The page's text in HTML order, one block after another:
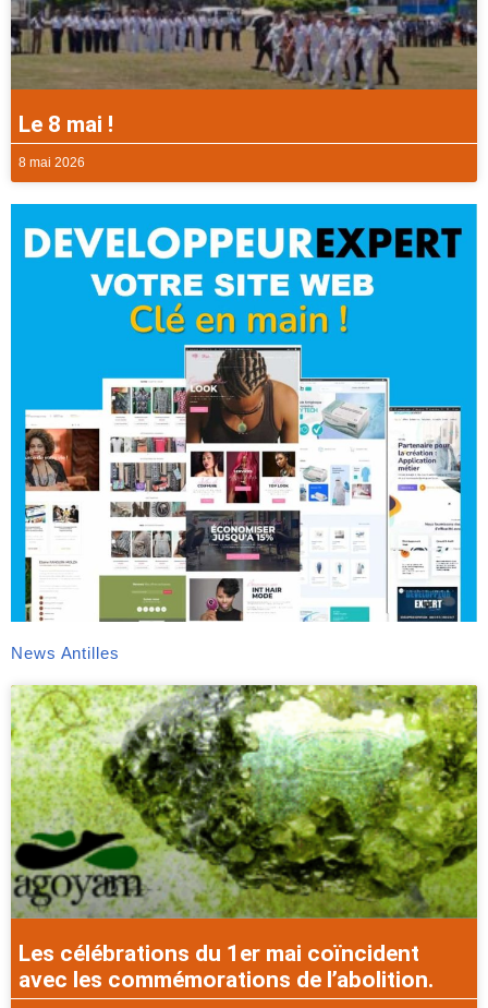
Le 8 mai !
8 mai 2026
News Antilles
Les célébrations du 1er mai coïncident
avec les commémorations de l’abolition.